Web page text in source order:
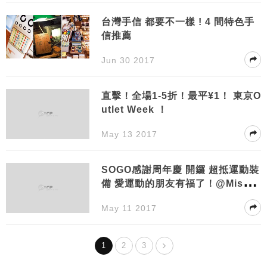
台灣手信 都要不一樣 ! 4 間特色手
信推薦
Jun 30 2017
直擊！全場1-5折！最平¥1！ 東京O
utlet Week ！
May 13 2017
SOGO感謝周年慶 開鑼 超抵運動裝
備 愛運動的朋友有福了！@Miss S
May 11 2017
1 2 3